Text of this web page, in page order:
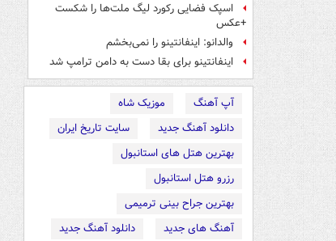
اسپک فضایی رکورد لیگ ملت‌ها را شکست
+عکس
والدانو: اینفانتینو را نمی‌بخشم
اینفانتینو برای بقا دست به دامن ترامپ شد
آپ آهنگ
موزیک شاه
دانلود آهنگ جدید
سایت تاریخ ایران
بهترین هتل های استانبول
رزرو هتل استانبول
بهترین جراح بینی ترمیمی
آهنگ های جدید
دانلود آهنگ جدید